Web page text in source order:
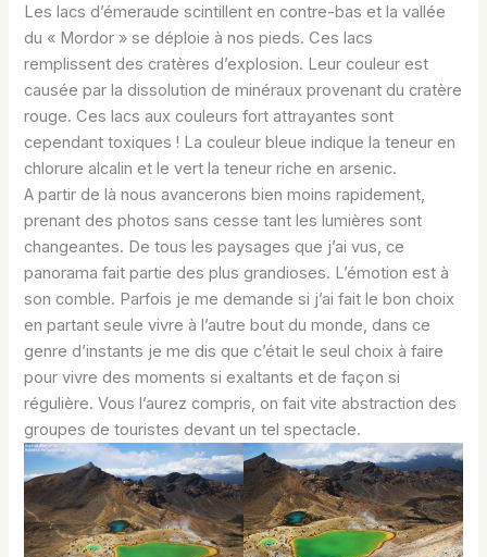
Les lacs d’émeraude scintillent en contre-bas et la vallée
du « Mordor » se déploie à nos pieds. Ces lacs
remplissent des cratères d’explosion. Leur couleur est
causée par la dissolution de minéraux provenant du cratère
rouge. Ces lacs aux couleurs fort attrayantes sont
cependant toxiques ! La couleur bleue indique la teneur en
chlorure alcalin et le vert la teneur riche en arsenic.
A partir de là nous avancerons bien moins rapidement,
prenant des photos sans cesse tant les lumières sont
changeantes. De tous les paysages que j’ai vus, ce
panorama fait partie des plus grandioses. L’émotion est à
son comble. Parfois je me demande si j’ai fait le bon choix
en partant seule vivre à l’autre bout du monde, dans ce
genre d’instants je me dis que c’était le seul choix à faire
pour vivre des moments si exaltants et de façon si
régulière. Vous l’aurez compris, on fait vite abstraction des
groupes de touristes devant un tel spectacle.